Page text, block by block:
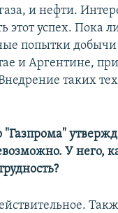
и нефти.
этот успех. Пока
попытки добычи
и Аргентине,
таких
"Газпрома"
У него,